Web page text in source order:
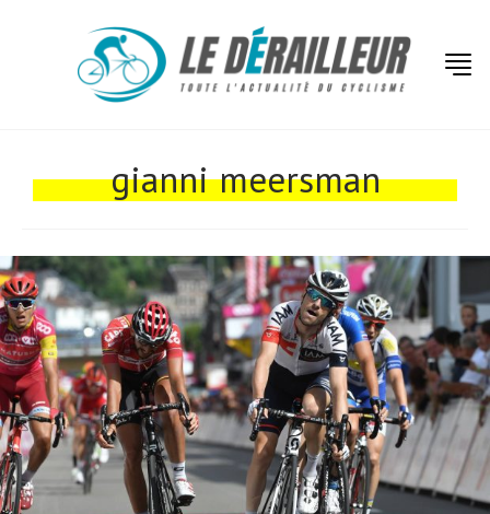
gianni meersman
Technologies
Conseils
Tendances
Tous nos articles
À propos